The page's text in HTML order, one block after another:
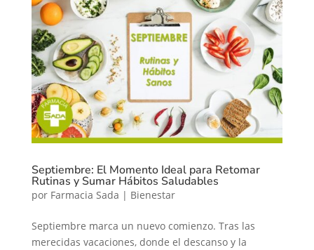
Septiembre: El Momento Ideal para Retomar
Rutinas y Sumar Hábitos Saludables
por Farmacia Sada | Bienestar
Septiembre marca un nuevo comienzo. Tras las
merecidas vacaciones, donde el descanso y la